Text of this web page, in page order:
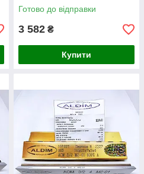
Готово до відправки
3 582 ₴
Купити